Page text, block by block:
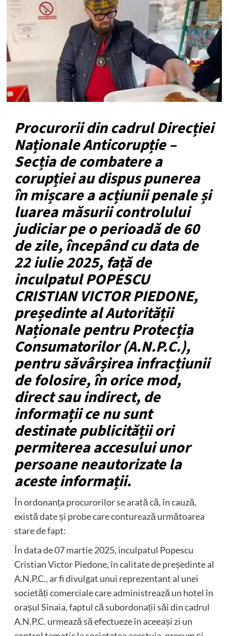
Procurorii din cadrul Direcției
Naționale Anticorupție –
Secția de combatere a
corupției au dispus punerea
în mișcare a acțiunii penale și
luarea măsurii controlului
judiciar pe o perioadă de 60
de zile, începând cu data de
22 iulie 2025, față de
inculpatul POPESCU
CRISTIAN VICTOR PIEDONE,
președinte al Autorității
Naționale pentru Protecția
Consumatorilor (A.N.P.C.),
pentru săvârșirea infracțiunii
de folosire, în orice mod,
direct sau indirect, de
informații ce nu sunt
destinate publicității ori
permiterea accesului unor
persoane neautorizate la
aceste informații.
În ordonanța procurorilor se arată că, în cauză,
există date și probe care conturează următoarea
stare de fapt:
În data de 07 martie 2025, inculpatul Popescu
Cristian Victor Piedone, în calitate de președinte al
A.N.P.C., ar fi divulgat unui reprezentant al unei
societăți comerciale care administrează un hotel în
orașul Sinaia, faptul că subordonații săi din cadrul
A.N.P.C. urmează să efectueze în aceeași zi un